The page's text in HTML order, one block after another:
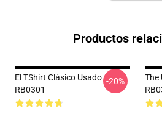
Productos
El TShirt Clásico Usado
RB0301
-20%
The